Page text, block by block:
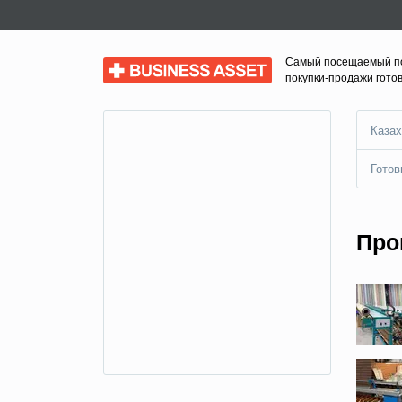
Business Asset
Самый посещаемый
покупки-продажи